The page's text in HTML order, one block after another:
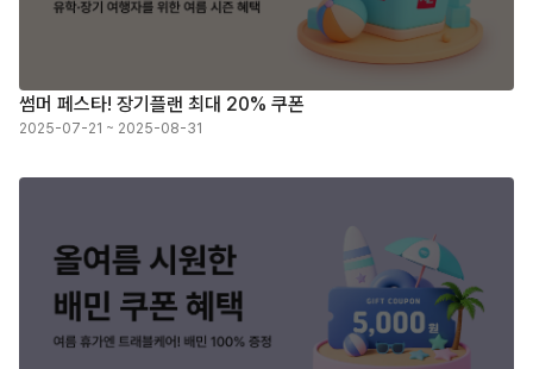
썸머 페스타! 장기플랜 최대 20% 쿠폰
2025-07-21 ~ 2025-08-31